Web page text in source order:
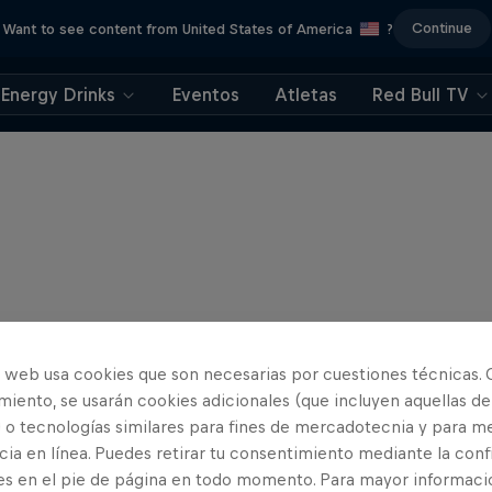
Want to see content from United States of America ? Continue
Energy Drinks Eventos Atletas Red Bull TV
web usa cookies que son necesarias por cuestiones técnicas.
se usarán cookies adicionales (que incluyen aquellas de
tecnologías similares para fines de mercadotecnia y para
en línea. Puedes retirar tu consentimiento mediante la
en el pie de página en todo momento. Para mayor